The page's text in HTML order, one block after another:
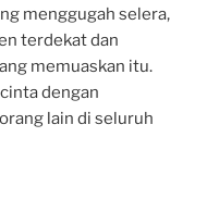
menggugah selera,
terdekat dan
memuaskan itu.
dengan
lain di seluruh